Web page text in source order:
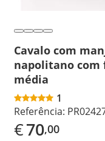
Cavalo com
napolitano com
média
1
Referência:
€70,00